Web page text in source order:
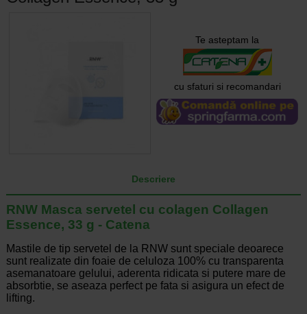
Te asteptam la
cu sfaturi si recomandari
Descriere
RNW Masca servetel cu colagen Collagen
Essence, 33 g - Catena
Mastile de tip servetel de la RNW sunt speciale deoarece
sunt realizate din foaie de celuloza 100% cu transparenta
asemanatoare gelului, aderenta ridicata si putere mare de
absorbtie, se aseaza perfect pe fata si asigura un efect de
lifting.